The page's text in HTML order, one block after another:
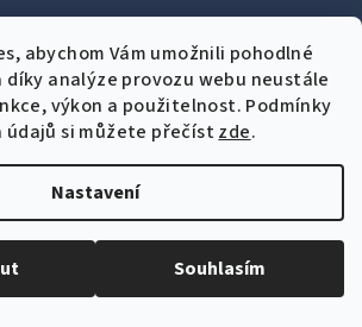
abychom Vám umožnili pohodlné
analýze provozu webu neustále
výkon a použitelnost. Podmínky
údajů si můžete přečíst zde.
Nastavení
Souhlasím
technikem
až 2 roky
odeslání
v Plzni
a podpora
od zákazníků